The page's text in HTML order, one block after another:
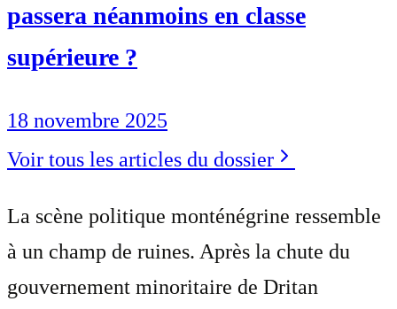
passera néanmoins en classe
supérieure ?
18 novembre 2025
Voir tous les articles du dossier
La scène politique monténégrine ressemble
à un champ de ruines. Après la chute du
gouvernement minoritaire de Dritan